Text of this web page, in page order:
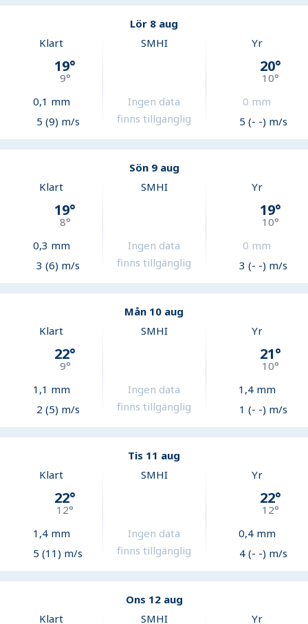
Lör 8 aug
Klart
19°
9°
0,1 mm
5 (9) m/s
SMHI
Ingen data
finns tillgänglig
Yr
20°
10°
0 mm
5 (- -) m/s
Sön 9 aug
Klart
19°
8°
0,3 mm
3 (6) m/s
SMHI
Ingen data
finns tillgänglig
Yr
19°
10°
0 mm
3 (- -) m/s
Mån 10 aug
Klart
22°
9°
1,1 mm
2 (5) m/s
SMHI
Ingen data
finns tillgänglig
Yr
21°
10°
1,4mm
1 (- -) m/s
Tis 11 aug
Klart
22°
12°
1,4mm
5 (11) m/s
SMHI
Ingen data
finns tillgänglig
Yr
22°
12°
0,4mm
4 (- -) m/s
Ons 12 aug
Klart
SMHI Yr